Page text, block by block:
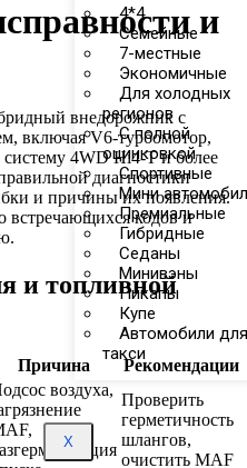
4*4
Семейные
7-местные
Экономичные
Для холодных
регионов
С полной
оцинковкой
Спортивные
Мини
Премиальные
Гибридные
Седаны
Минивэны
Пикапы
Купе
Автомобили
такси
X
и
внедорожник с
включая V6-турбомотор,
систему 4WD Hi4-T и более
диагностики
и причины их появления.
кодов и
и топливной
Причина Рекомендации
воздуха,
Проверить
герметичность
шлангов,
очистить MAF